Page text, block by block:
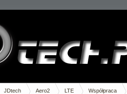
JDtech Aero2 LTE Współpraca